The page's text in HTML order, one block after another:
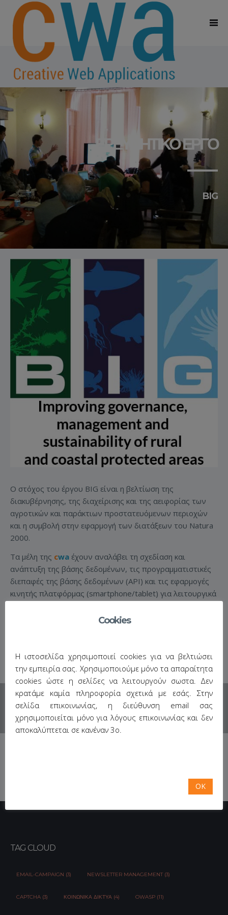
ΕΡΕΥΝΗΤΙΚΌ ΈΡΓΟ
BIG
Ο στόχος του έργου BIG είναι η βελτίωση της
διακυβέρνησης, της διαχείρισης και της αειφορίας των
αγροτικών και παράκτιων προστατευόμενων περιοχών
και η συμβολή στην εφαρμογή των διατάξεων του Natura
2000.
Τα μέλη της cwa έχουν αναλάβει τη σχεδίαση και
ανάπτυξη της βάσης δεδομένων, τις προγραμματιστικές
διεπαφές της βάσης δεδομένων (API) και τις εφαρμογές
κινητής πλατφόρμας (smartphone/tablet) για λειτουργικά
http://big-project.di.ionio.gr/
TAG CLOUD
EMAIL-CAMPAIGN (3) NEWSLETTER MANAGEMENT (3)
CAPTCHA (3) ΚΟΙΝΩΝΙΚΆ ΔΊΚΤΥΑ (4) OWASP (11)
Cookies
Η ιστοσελίδα χρησιμοποιεί cookies για να βελτιώσει
την εμπειρία σας. Χρησιμοποιούμε μόνο τα απαραίτητα
cookies ώστε η σελίδες να λειτουργούν σωστα. Δεν
κρατάμε καμία πληροφορία σχετικά με εσάς. Στην
σελίδα επικοινωνίας, η διεύθυνση email σας
χρησιμοποιείται μόνο για λόγους επικοινωνίας και δεν
αποκαλύπτεται σε κανέναν 3ο.
OK